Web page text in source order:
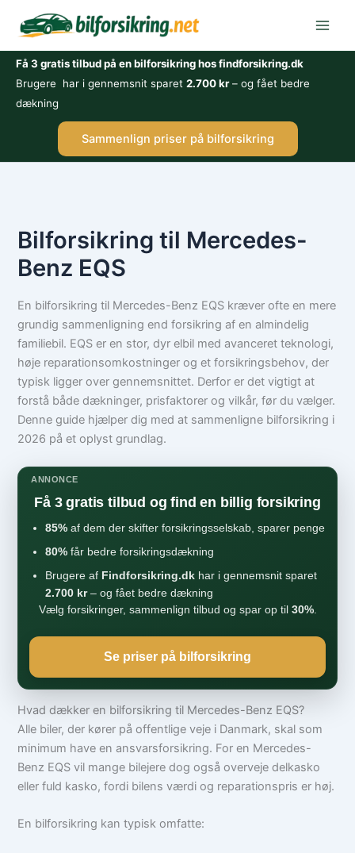
Få 3 gratis tilbud på en bilforsikring hos findforsikring.dk
Brugere har i gennemsnit sparet 2.700 kr– og fået bedre
dækning
Sammenlign priser på bilforsikring
Bilforsikring til Mercedes-
Benz EQS
En bilforsikring til Mercedes-Benz EQS kræver ofte en mere
grundig sammenligning end forsikring af en almindelig
familiebil. EQS er en stor, dyr elbil med avanceret teknologi,
høje reparationsomkostninger og et forsikringsbehov, der
typisk ligger over gennemsnittet. Derfor er det vigtigt at
forstå både dækninger, prisfaktorer og vilkår, før du vælger.
Denne guide hjælper dig med at sammenligne bilforsikring i
2026 på et oplyst grundlag.
ANNONCE
Få 3 gratis tilbud og find en billig forsikring
85% af dem der skifter forsikringsselskab, sparer penge
80% får bedre forsikringsdækning
Brugere af Findforsikring.dk har i gennemsnit sparet
2.700 kr– og fået bedre dækning
Vælg forsikringer, sammenlign tilbud og spar op til 30%.
Se priser på bilforsikring
Hvad dækker en bilforsikring til Mercedes-Benz EQS?
Alle biler, der kører på offentlige veje i Danmark, skal som
minimum have en ansvarsforsikring. For en Mercedes-
Benz EQS vil mange bilejere dog også overveje delkasko
eller fuld kasko, fordi bilens værdi og reparationspris er høj.
En bilforsikring kan typisk omfatte: